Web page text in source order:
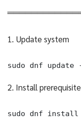
1. Update system
sudo dnf update
2. Install
sudo dnf